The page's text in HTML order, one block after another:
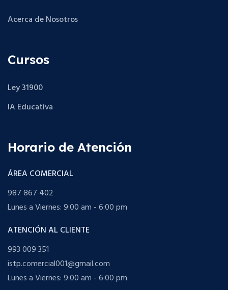
Acerca de Nosotros
Cursos
Ley 31900
IA Educativa
Horario de Atención
ÁREA COMERCIAL
987 867 402
Lunes a Viernes: 9:00 am - 6:00 pm
ATENCIÓN AL CLIENTE
993 009 351
istp.comercial001@gmail.com
Lunes a Viernes: 9:00 am - 6:00 pm